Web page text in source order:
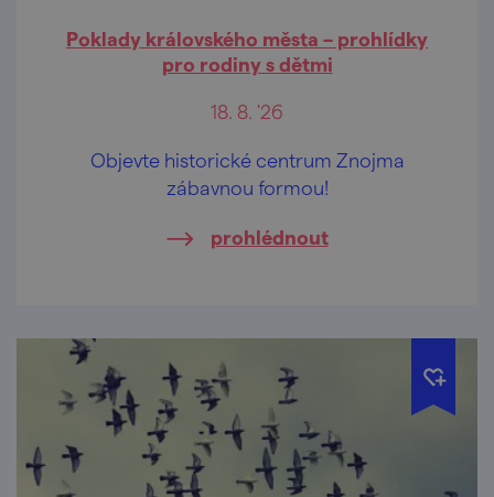
Poklady královského města – prohlídky
pro rodiny s dětmi
18. 8. '26
Objevte historické centrum Znojma
zábavnou formou!
prohlédnout